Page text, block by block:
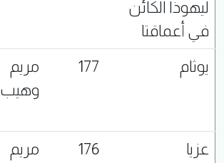
ليهوذا الكائن
في أعماقتا
يوثام 177
مريم
وهيب
عزيا
176
مريم